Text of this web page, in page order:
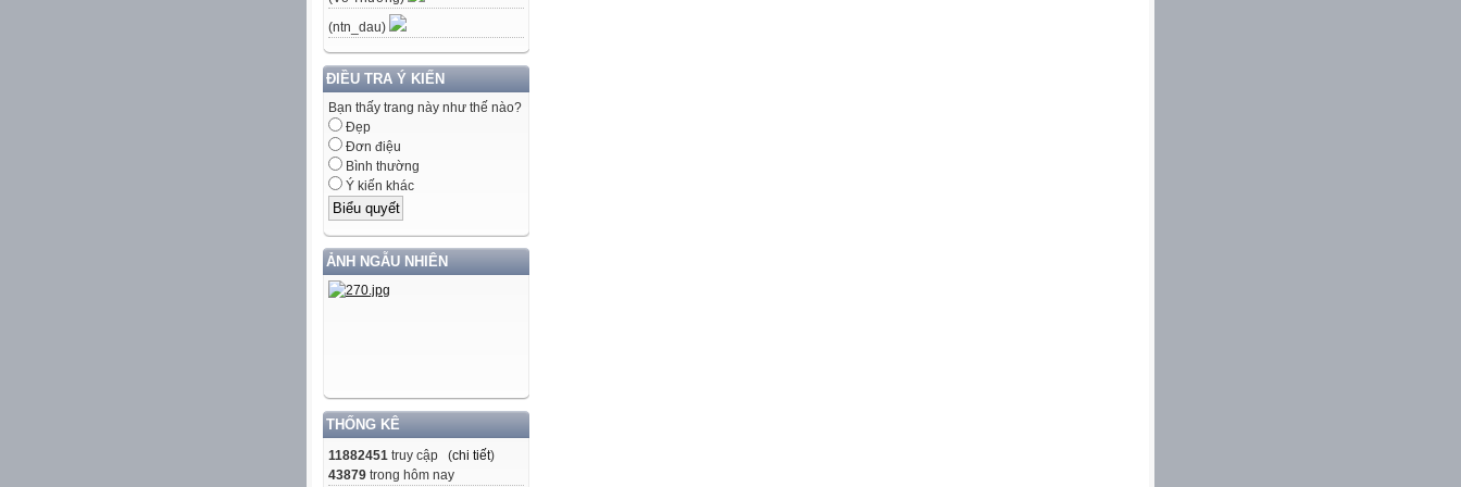
(ntn_dau)
ĐIỀU TRA Ý KIẾN
Bạn thấy trang này như thế nào?
Đẹp
Đơn điệu
Bình thường
Ý kiến khác
ẢNH NGẪU NHIÊN
THỐNG KÊ
11882451 truy cập (chi tiết)
43879 trong hôm nay